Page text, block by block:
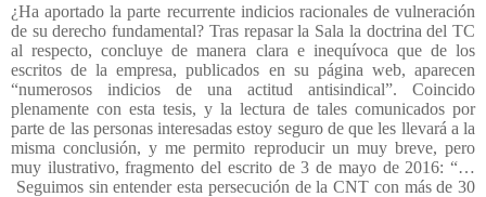
¿Ha aportado la parte recurrente indicios racionales de vulneración
de su derecho fundamental? Tras repasar la Sala la doctrina del TC
al respecto, concluye de manera clara e inequívoca que de los
escritos de la empresa, publicados en su página web, aparecen
“numerosos indicios de una actitud antisindical”. Coincido
plenamente con esta tesis, y la lectura de tales comunicados por
parte de las personas interesadas estoy seguro de que les llevará a la
misma conclusión, y me permito reproducir un muy breve, pero
muy ilustrativo, fragmento del escrito de 3 de mayo de 2016: “…
Seguimos sin entender esta persecución de la CNT con más de 30